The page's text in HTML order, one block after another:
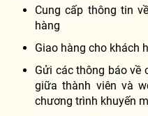
Cung cấp thông tin
hàng
Giao hàng cho khách
Gửi các thông báo về
giữa thành viên và
chương trình khuyến